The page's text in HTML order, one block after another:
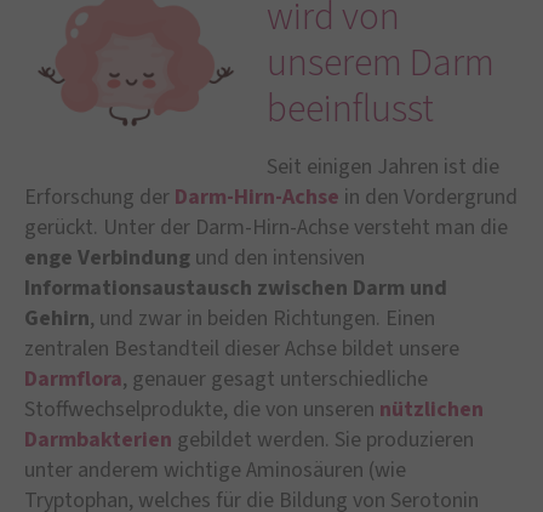
wird von
unserem Darm
beeinflusst
Seit einigen Jahren ist die
Erforschung der Darm-Hirn-Achse in den Vordergrund
gerückt. Unter der Darm-Hirn-Achse versteht man die
enge Verbindung und den intensiven
Informationsaustausch zwischen Darm und
Gehirn, und zwar in beiden Richtungen. Einen
zentralen Bestandteil dieser Achse bildet unsere
Darmflora, genauer gesagt unterschiedliche
Stoffwechselprodukte, die von unseren nützlichen
Darmbakterien gebildet werden. Sie produzieren
unter anderem wichtige Aminosäuren (wie
Tryptophan, welches für die Bildung von Serotonin